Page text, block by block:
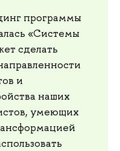
программы
«Системы
сделать
и
наших
умеющих